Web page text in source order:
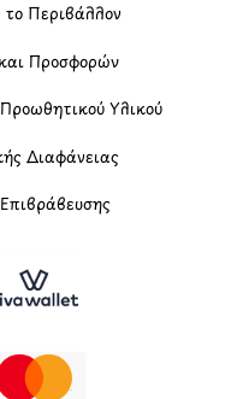
το Περιβάλλον
Προσφορών
Υλικού
Διαφάνειας